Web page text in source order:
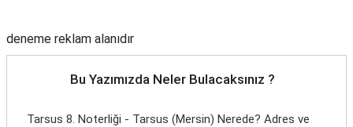
deneme reklam alanıdır
Bu Yazımızda Neler Bulacaksınız ?
Tarsus 8. Noterliği - Tarsus (Mersin) Nerede? Adres ve